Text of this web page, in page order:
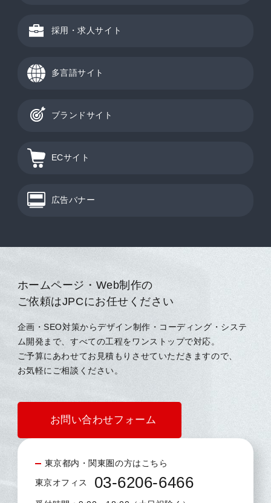
採用・求人サイト
多言語サイト
ブランドサイト
ECサイト
広告バナー
ホームページ・Web制作の
ご依頼はJPCにお任せください
企画・SEO対策からデザイン制作・コーディング・システ
ム開発まで、すべての工程をワンストップで対応。
ご予算にあわせてお見積もりさせていただきますので、
お気軽にご相談ください。
お問い合わせフォーム
東京都内・関東圏の方はこちら
東京オフィス 03-6206-6466